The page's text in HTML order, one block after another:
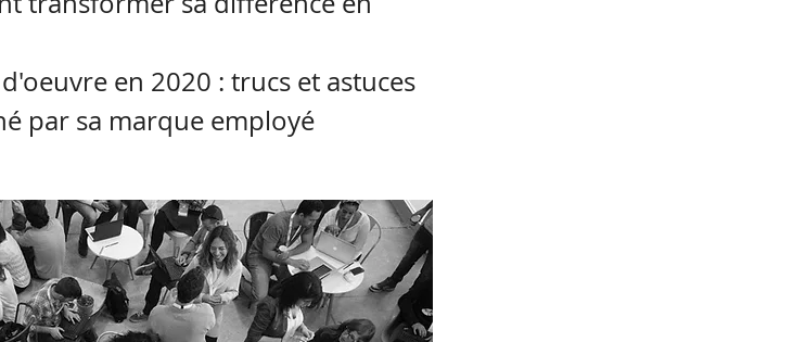
en 2020 : trucs et astuces
par sa marque employé